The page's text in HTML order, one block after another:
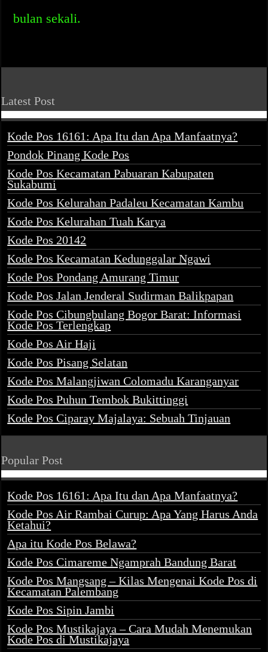
bulan sekali.
Latest Post
Kode Pos 16161: Apa Itu dan Apa Manfaatnya?
Pondok Pinang Kode Pos
Kode Pos Kecamatan Pabuaran Kabupaten
Sukabumi
Kode Pos Kelurahan Padaleu Kecamatan Kambu
Kode Pos Kelurahan Tuah Karya
Kode Pos 20142
Kode Pos Kecamatan Kedunggalar Ngawi
Kode Pos Pondang Amurang Timur
Kode Pos Jalan Jenderal Sudirman Balikpapan
Kode Pos Cibungbulang Bogor Barat: Informasi
Kode Pos Terlengkap
Kode Pos Air Haji
Kode Pos Pisang Selatan
Kode Pos Malangjiwan Colomadu Karanganyar
Kode Pos Puhun Tembok Bukittinggi
Kode Pos Ciparay Majalaya: Sebuah Tinjauan
Popular Post
Kode Pos 16161: Apa Itu dan Apa Manfaatnya?
Kode Pos Air Rambai Curup: Apa Yang Harus Anda
Ketahui?
Apa itu Kode Pos Belawa?
Kode Pos Cimareme Ngamprah Bandung Barat
Kode Pos Mangsang – Kilas Mengenai Kode Pos di
Kecamatan Palembang
Kode Pos Sipin Jambi
Kode Pos Mustikajaya – Cara Mudah Menemukan
Kode Pos di Mustikajaya